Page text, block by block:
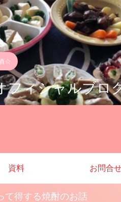
☆
フィシャルブロ
資料 お問合
て得する焼酎のお話